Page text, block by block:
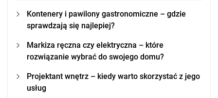
Kontenery i pawilony gastronomiczne – gdzie
sprawdzają się najlepiej?
Markiza ręczna czy elektryczna – które
rozwiązanie wybrać do swojego domu?
Projektant wnętrz – kiedy warto skorzystać z jego
usług